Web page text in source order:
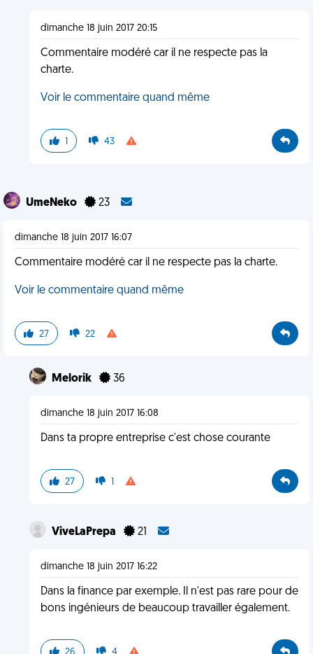
dimanche 18 juin 2017 20:15
Commentaire modéré car il ne respecte pas la
charte.
Voir le commentaire quand même
1 43
UmeNeko 23
dimanche 18 juin 2017 16:07
Commentaire modéré car il ne respecte pas la charte.
Voir le commentaire quand même
27 22
Melorik 36
dimanche 18 juin 2017 16:08
Dans ta propre entreprise c'est chose courante
27 1
ViveLaPrepa 21
dimanche 18 juin 2017 16:22
Dans la finance par exemple. Il n'est pas rare pour de
bons ingénieurs de beaucoup travailler également​.